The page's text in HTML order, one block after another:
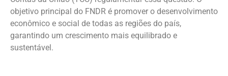
objetivo principal do FNDR é promover o desenvolvimento
econômico e social de todas as regiões do país,
garantindo um crescimento mais equilibrado e
sustentável.